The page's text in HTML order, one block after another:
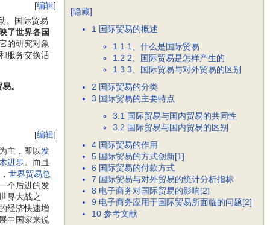
[隐藏]
1 国际贸易的概述
1.1 1、什么是国际贸易
1.2 2、国际贸易是怎样产生的
1.3 3、国际贸易与对外贸易的区别
2 国际贸易的分类
3 国际贸易的主要特点
3.1 国际贸易与国内贸易的共同性
3.2 国际贸易与国内贸易的区别
4 国际贸易的作用
5 国际贸易的方式创新[1]
6 国际贸易的付款方式
7 国际贸易与对外贸易的统计分析指标
8 电子商务对国际贸易的影响[2]
9 电子商务应用于国际贸易所面临的问题[2]
10 参考文献
[编辑]
。国际贸易
了世界各国
的研究对象
服务交换活
。
[编辑]
主，即以发
进步。而且
世界贸易总
个后进的发
界大战之
经济快速增
中国家来说